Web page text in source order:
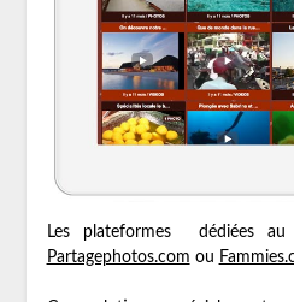
Les plateformes dédiées au
Partagephotos.com ou